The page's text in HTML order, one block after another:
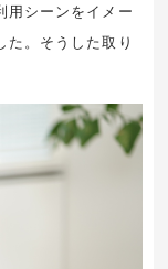
用シーンをイメー
た。そうした取り